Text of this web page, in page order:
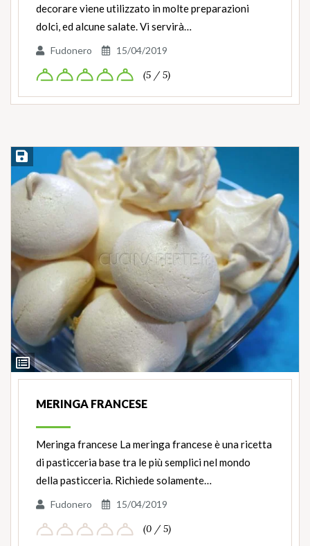
decorare viene utilizzato in molte preparazioni
dolci, ed alcune salate. Vi servirà…
Fudonero 15/04/2019
(5 / 5)
Ingredienti
Salva ricetta
MERINGA FRANCESE
Meringa francese La meringa francese è una ricetta
di pasticceria base tra le più semplici nel mondo
della pasticceria. Richiede solamente…
Fudonero 15/04/2019
(0 / 5)